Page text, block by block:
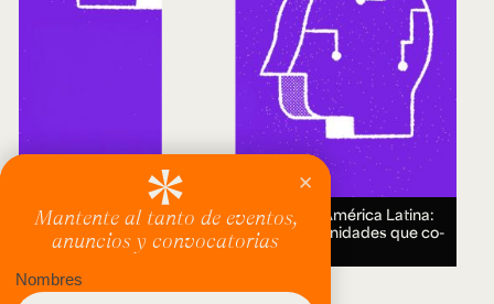
Encuentro Humanidades Digitales en América Latina:
genealogías, conocimiento abierto y comunidades que co-
crean.18 AUG 2026.